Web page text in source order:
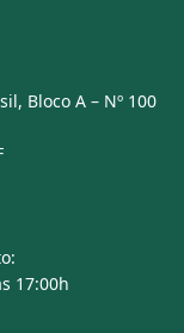
Bloco A – Nº 100
17:00h